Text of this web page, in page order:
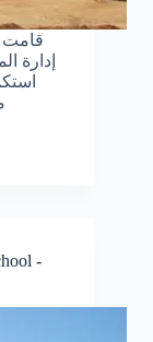
قامت
-